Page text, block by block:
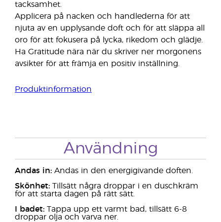
tacksamhet.
Applicera på nacken och handlederna för att
njuta av en upplysande doft och för att släppa all
oro för att fokusera på lycka, rikedom och glädje.
Ha Gratitude nära när du skriver ner morgonens
avsikter för att främja en positiv inställning.
Produktinformation
Användning
Andas in: Andas in den energigivande doften.
Skönhet: Tillsätt några droppar i en duschkräm
för att starta dagen på rätt sätt.
I badet: Tappa upp ett varmt bad, tillsätt 6-8
droppar olja och varva ner.